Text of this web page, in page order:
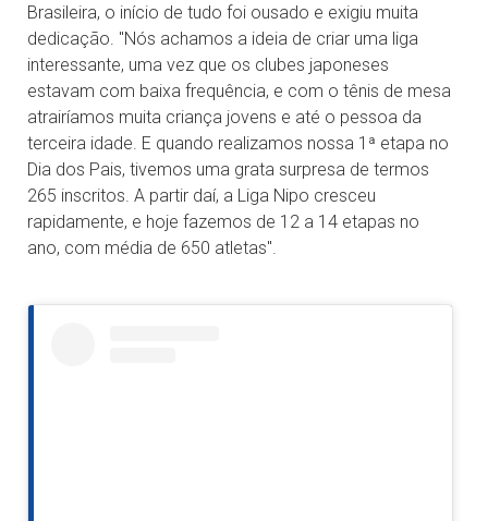
Brasileira, o início de tudo foi ousado e exigiu muita
dedicação. "Nós achamos a ideia de criar uma liga
interessante, uma vez que os clubes japoneses
estavam com baixa frequência, e com o tênis de mesa
atrairíamos muita criança jovens e até o pessoa da
terceira idade. E quando realizamos nossa 1ª etapa no
Dia dos Pais, tivemos uma grata surpresa de termos
265 inscritos. A partir daí, a Liga Nipo cresceu
rapidamente, e hoje fazemos de 12 a 14 etapas no
ano, com média de 650 atletas".